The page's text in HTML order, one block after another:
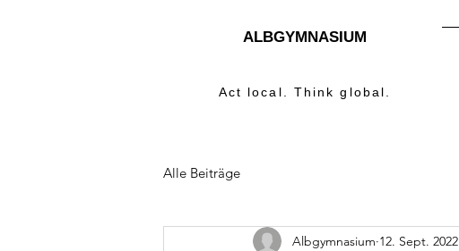
ALBGYMNASIUM
Act local. Think global.
Alle Beiträge
Albgymnasium 12. Sept. 2022